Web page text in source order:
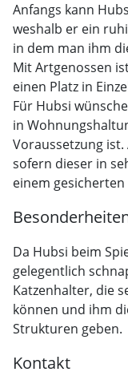
Anfangs kann
weshalb er ein
in dem man ihm
Mit Artgenossen
einen Platz in
Für Hubsi
in
Voraussetzung
sofern dieser in
einem
Da Hubsi beim
gelegentlich
Katzenhalter, die
können und ihm
Strukturen geben.
Kontakt